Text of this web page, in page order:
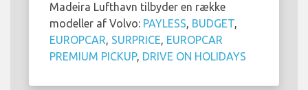
Madeira Lufthavn tilbyder en række
modeller af Volvo: PAYLESS, BUDGET,
EUROPCAR, SURPRICE, EUROPCAR
PREMIUM PICKUP, DRIVE ON HOLIDAYS